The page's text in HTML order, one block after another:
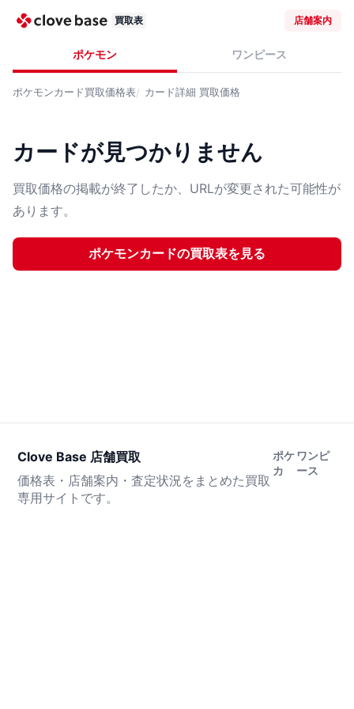
買取表 店舗案内
ポケモン ワンピース
ポケモンカード買取価格表 カード詳細 買取価格
カードが見つかりません
買取価格の掲載が終了したか、URLが変更された可能性が
あります。
ポケモンカードの買取表を見る
Clove Base 店舗買取
価格表・店舗案内・査定状況をまとめた買取
専用サイトです。
ポケ
カ
ワンピ
ース